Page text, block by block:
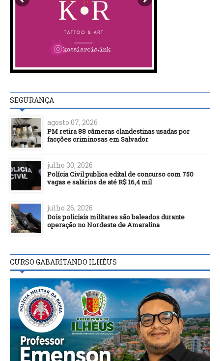
SEGURANÇA
agosto 07, 2026
PM retira 88 câmeras clandestinas usadas por
facções criminosas em Salvador
julho 30, 2026
Polícia Civil publica edital de concurso com 750
vagas e salários de até R$ 16,4 mil
julho 26, 2026
Dois policiais militares são baleados durante
operação no Nordeste de Amaralina
CURSO GABARITANDO ILHÉUS